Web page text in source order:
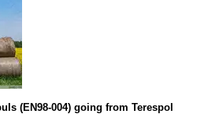
(EN98-004) going from Terespol